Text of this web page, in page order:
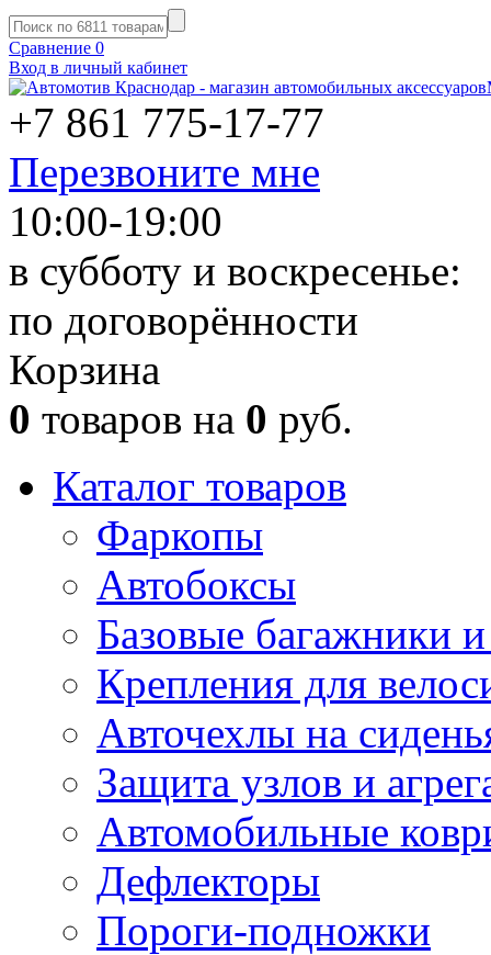
Сравнение 0
Вход в личный кабинет
+7 861 775-17-77
Перезвоните мне
10:00-19:00
в субботу и воскресенье:
по договорённости
Корзина
0 товаров на 0 руб.
Каталог товаров
Фаркопы
Автобоксы
Базовые багажники
Крепления для
Авточехлы на
Защита узлов и
Автомобильные
Дефлекторы
Пороги-подножки